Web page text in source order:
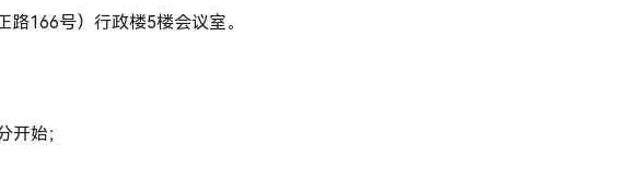
路166号）行政楼5楼会议室。
开始；